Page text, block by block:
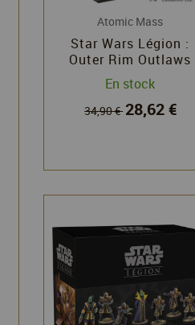
Atomic Mass
Star Wars Légion :
Outer Rim Outlaws
En stock
34,90 € 28,62 €